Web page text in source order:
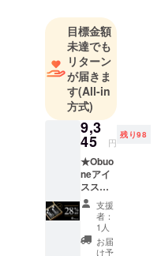
ていきま
す。サンプ
ルも何度も
作成し、企
画から実行
までに半年
以上かけた
渾身の作品
となってい
ます。是
非、アイス
ストーンの
素晴らしさ
を感じてい
目標金額
未達でも
リターン
が届きま
す(All-in
方式)
9,3
45 円
残り98
★Obuo
neアイ
スス
トーン
セット
【セッ
ト内
容】 大
支援
者：
1人
お届
け予